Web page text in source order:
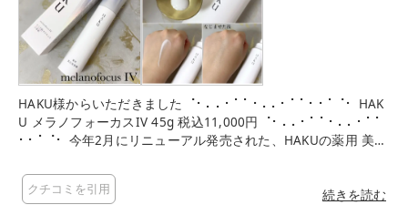
HAKU様からいただきました ⠈⠂⠄⠄⠂⠁⠁⠂⠄⠄⠂⠁⠁⠂⠂⠁⠈⠂ HAK
U メラノフォーカスIV 45g 税込11,000円 ⠈⠂⠄⠄⠂⠁⠁⠂⠄⠄⠂⠁⠁
⠂⠂⠁⠈⠂ 今年2月にリニューアル発売された、HAKUの薬用 美白
トラネキサム酸、抗炎症有効成分のグリチルリチン酸ジカリウ
ムが配合されています。 まるで乳液のようなミルキーなテクス
クチコミを引用 続きを読む